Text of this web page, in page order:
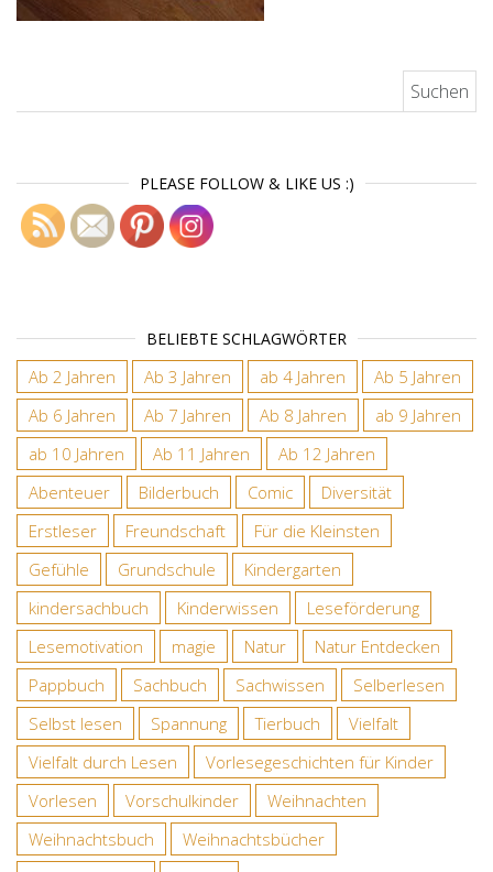
PLEASE FOLLOW & LIKE US :)
BELIEBTE SCHLAGWÖRTER
Ab 2 Jahren Ab 3 Jahren ab 4 Jahren
Ab 5 Jahren
Ab 6 Jahren
Ab 7 Jahren Ab 8 Jahren
ab 9 Jahren
ab 10 Jahren
Ab 11 Jahren
Ab 12 Jahren
Abenteuer
Bilderbuch Comic
Diversität
Erstleser
Freundschaft
Für die Kleinsten
Gefühle
Grundschule
Kindergarten
kindersachbuch
Kinderwissen
Leseförderung
Lesemotivation
magie Natur
Natur Entdecken
Pappbuch
Sachbuch Sachwissen
Selberlesen
Selbst lesen
Spannung Tierbuch
Vielfalt
Vielfalt durch Lesen
Vorlesegeschichten für Kinder
Vorlesen
Vorschulkinder
Weihnachten
Weihnachtsbuch
Weihnachtsbücher